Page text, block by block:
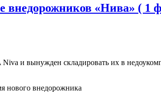
внедорожников «Нива» ( 1
и вынужден складировать их в